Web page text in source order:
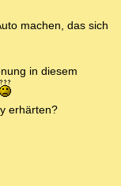
machen, das sich
in diesem
erhärten?